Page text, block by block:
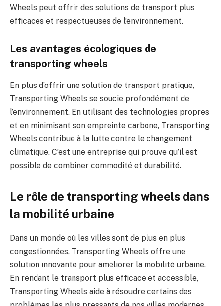
Wheels peut offrir des solutions de transport plus
efficaces et respectueuses de l’environnement.
Les avantages écologiques de
transporting wheels
En plus d’offrir une solution de transport pratique,
Transporting Wheels se soucie profondément de
l’environnement. En utilisant des technologies propres
et en minimisant son empreinte carbone, Transporting
Wheels contribue à la lutte contre le changement
climatique. C’est une entreprise qui prouve qu’il est
possible de combiner commodité et durabilité.
Le rôle de transporting wheels dans
la mobilité urbaine
Dans un monde où les villes sont de plus en plus
congestionnées, Transporting Wheels offre une
solution innovante pour améliorer la mobilité urbaine.
En rendant le transport plus efficace et accessible,
Transporting Wheels aide à résoudre certains des